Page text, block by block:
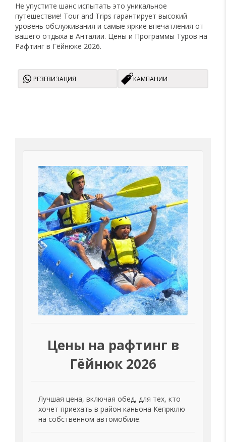
Не упустите шанс испытать это уникальное
путешествие! Tour and Trips гарантирует высокий
уровень обслуживания и самые яркие впечатления от
вашего отдыха в Анталии. Цены и Программы Туров на
Рафтинг в Гёйнюке 2026.
РЕЗЕВИЗАЦИЯ КАМПАНИИ
Цены на рафтинг в
Гёйнюк 2026
Лучшая цена, включая обед, для тех, кто
хочет приехать в район каньона Кёпрюлю
на собственном автомобиле.